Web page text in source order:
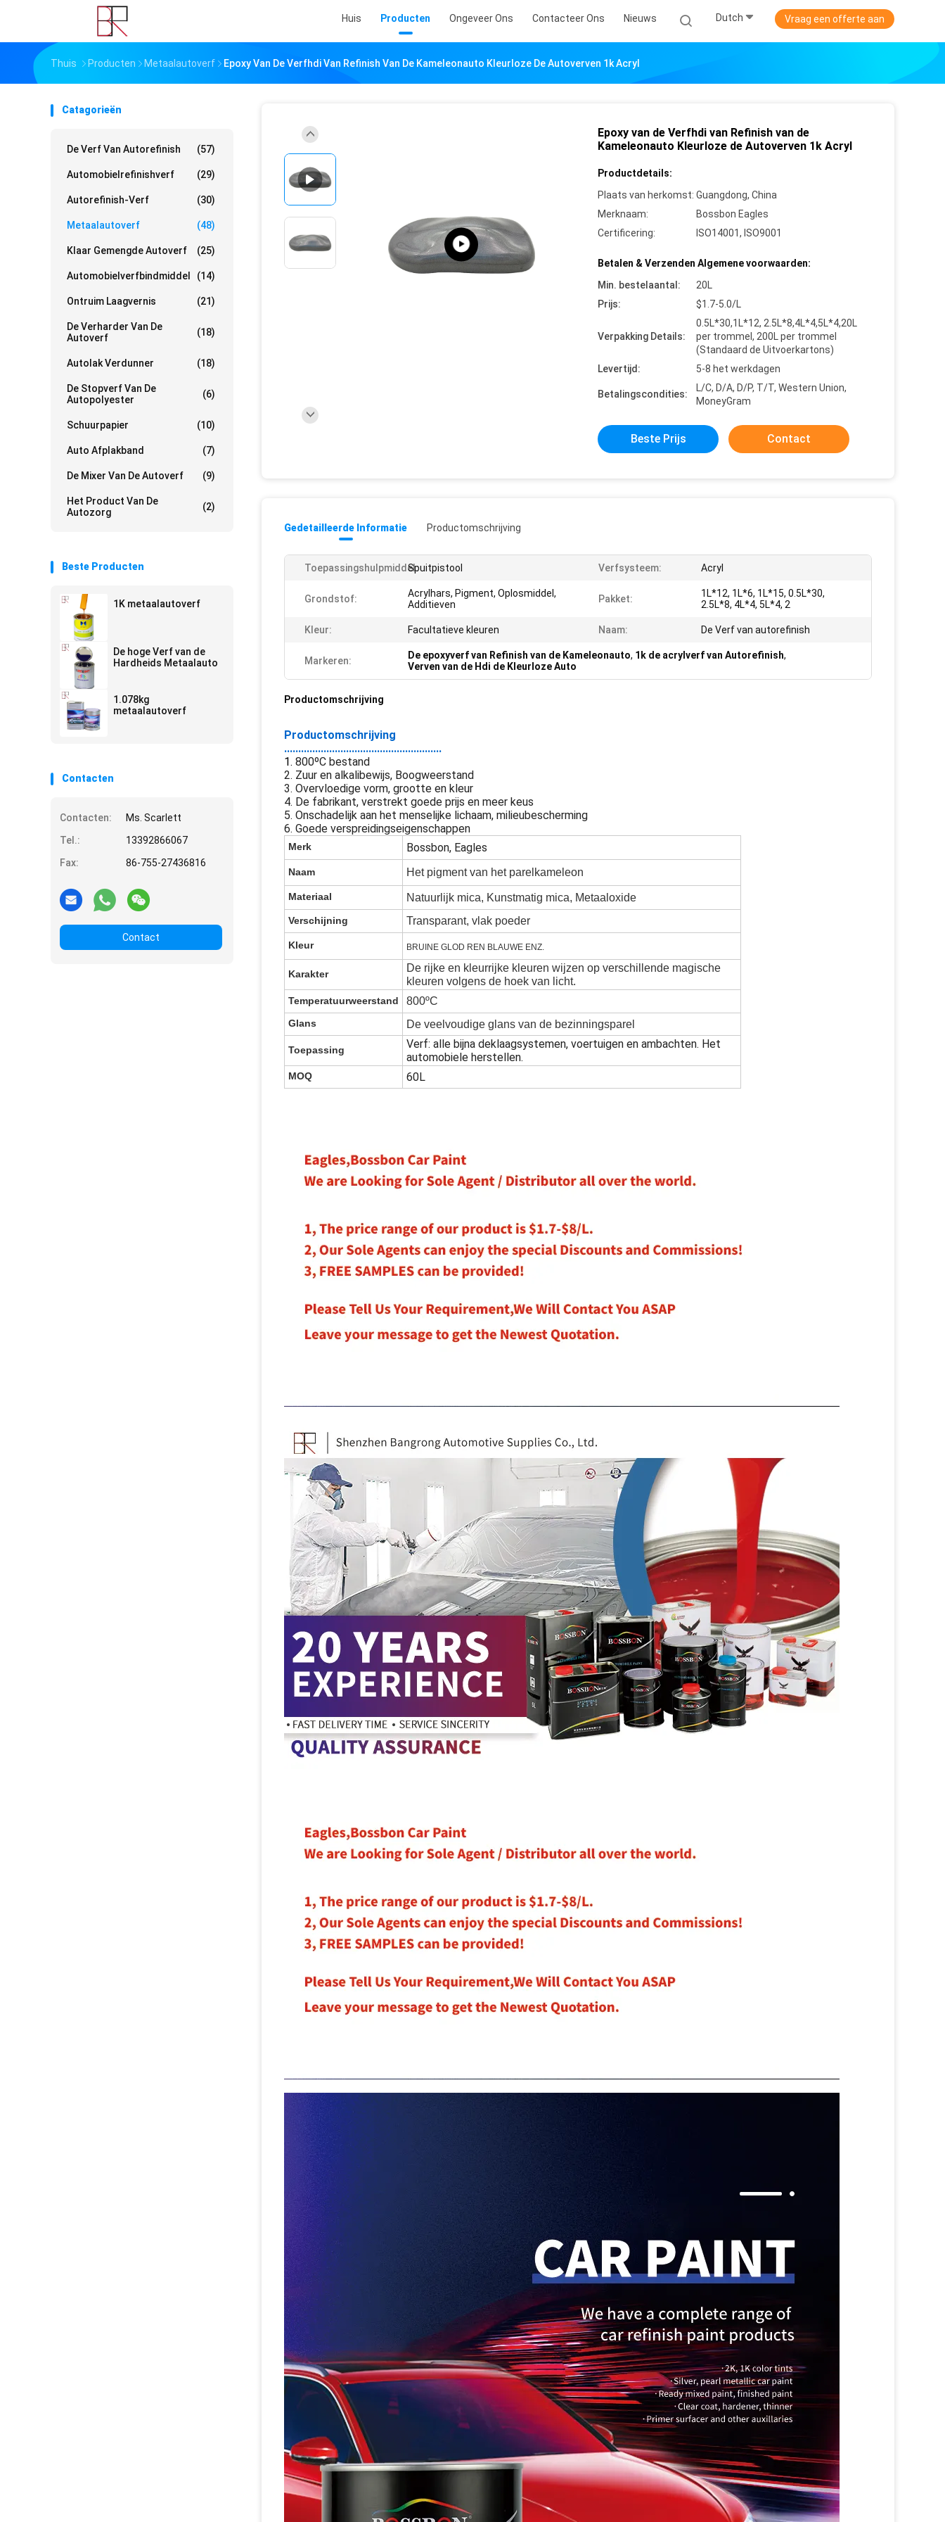
Huis Producten Ongeveer Ons Contacteer Ons Nieuws Dutch Vraag een offerte aan
Thuis Producten Metaalautoverf Epoxy Van De Verfhdi Van Refinish Van De Kameleonauto Kleurloze De Autoverven 1k Acryl
Catagorieën
De Verf Van Autorefinish (57)
Automobielrefinishverf (29)
Autorefinish-Verf (30)
Metaalautoverf (48)
Klaar Gemengde Autoverf (25)
Automobielverfbindmiddel (14)
Ontruim Laagvernis (21)
De Verharder Van De
Autoverf
(18)
Autolak Verdunner (18)
De Stopverf Van De
Autopolyester
(6)
Schuurpapier (10)
Auto Afplakband (7)
De Mixer Van De Autoverf (9)
Het Product Van De
Autozorg
(2)
Beste Producten
1K metaalautoverf
De hoge Verf van de
Hardheids Metaalauto
1.078kg
metaalautoverf
Contacten
Contacten:
Ms. Scarlett
Tel.:
13392866067
Fax:
86-755-27436816
Contact
Epoxy van de Verfhdi van Refinish van de
Kameleonauto Kleurloze de Autoverven 1k Acryl
Productdetails:
Plaats van herkomst: Guangdong, China
Merknaam:
Bossbon Eagles
Certificering:
ISO14001, ISO9001
Betalen & Verzenden Algemene voorwaarden:
Min. bestelaantal:
20L
Prijs:
$1.7-5.0/L
Verpakking Details:
0.5L*30,1L*12, 2.5L*8,4L*4,5L*4,20L
per trommel, 200L per trommel
(Standaard de Uitvoerkartons)
Levertijd:
5-8 het werkdagen
Betalingscondities:
L/C, D/A, D/P, T/T, Western Union,
MoneyGram
Beste Prijs Contact
Gedetailleerde Informatie Productomschrijving
Toepassingshulpmiddel:Spuitpistool Verfsysteem: Acryl
Grondstof:
Acrylhars, Pigment, Oplosmiddel,
Additieven
Pakket:
1L*12, 1L*6, 1L*15, 0.5L*30,
2.5L*8, 4L*4, 5L*4, 2
Kleur: Facultatieve kleuren Naam: De Verf van autorefinish
Markeren: De epoxyverf van Refinish van de Kameleonauto, 1k de acrylverf van Autorefinish,
Verven van de Hdi de Kleurloze Auto
Productomschrijving
Productomschrijving
........................................................
1. 800ºC bestand
2. Zuur en alkalibewijs, Boogweerstand
3. Overvloedige vorm, grootte en kleur
4. De fabrikant, verstrekt goede prijs en meer keus
5. Onschadelijk aan het menselijke lichaam, milieubescherming
6. Goede verspreidingseigenschappen
Merk Bossbon, Eagles
Naam Het pigment van het parelkameleon
Materiaal Natuurlijk mica, Kunstmatig mica, Metaaloxide
Verschijning Transparant, vlak poeder
Kleur BRUINE GLOD REN BLAUWE ENZ.
Karakter
De rijke en kleurrijke kleuren wijzen op verschillende magische
kleuren volgens de hoek van licht.
Temperatuurweerstand 800ºC
Glans De veelvoudige glans van de bezinningsparel
Toepassing
Verf: alle bijna deklaagsystemen, voertuigen en ambachten. Het
automobiele herstellen.
MOQ 60L